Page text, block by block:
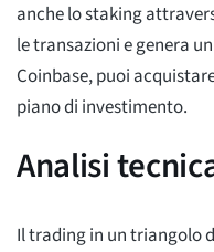
anche lo staking
le transazioni e genera
Coinbase, puoi
piano di investimento.
Analisi
Il trading in un triangolo